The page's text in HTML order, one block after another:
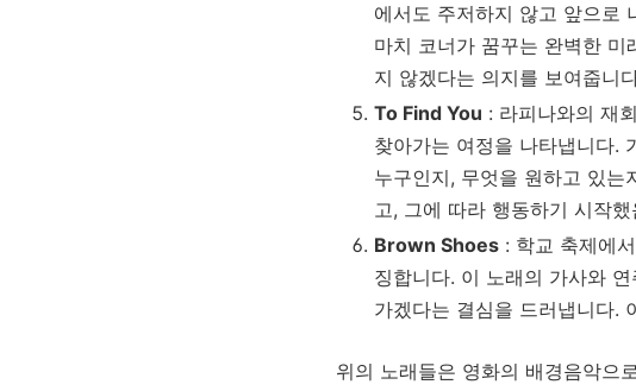
에서도 주저하지 않고 앞으로
마치 코너가 꿈꾸는 완벽한
지 않겠다는 의지를 보여줍니
To Find You : 라피나와의 재
찾아가는 여정을 나타냅니다.
누구인지, 무엇을 원하고 있
고, 그에 따라 행동하기 시작
Brown Shoes : 학교 축제에
징합니다. 이 노래의 가사와
가겠다는 결심을 드러냅니다.
위의 노래들은 영화의 배경음악으